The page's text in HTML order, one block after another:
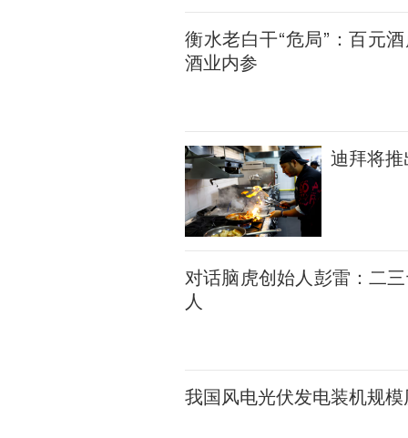
衡水老白干“危局”：百元
酒业内参
迪拜将
对话脑虎创始人彭雷：二
人
我国风电光伏发电装机规